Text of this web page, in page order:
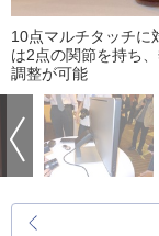
10点マルチタッチに
は2点の関節を持ち
調整が可能